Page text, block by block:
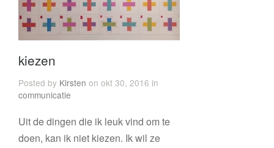
kiezen
Posted by Kirsten on okt 30, 2016 in
communicatie
Uit de dingen die ik leuk vind om te
doen, kan ik niet kiezen. Ik wil ze